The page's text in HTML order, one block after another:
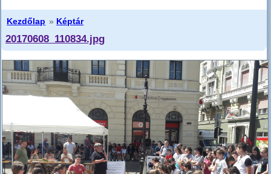
Kezdőlap » Képtár
20170608_110834.jpg